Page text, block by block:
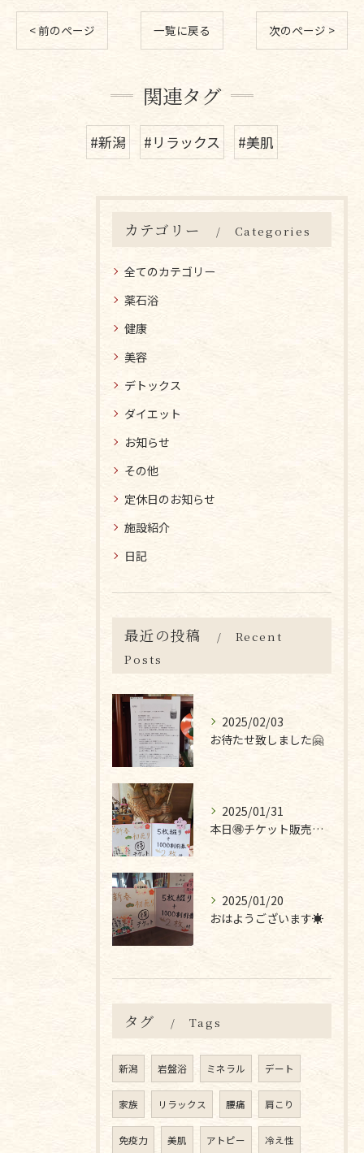
< 前のページ 一覧に戻る 次のページ >
関連タグ
#新潟 #リラックス #美肌
カテゴリー Categories
全てのカテゴリー
薬石浴
健康
美容
デトックス
ダイエット
お知らせ
その他
定休日のお知らせ
施設紹介
日記
最近の投稿
Recent
Posts
2025/02/03
お待たせ致しました🤗
2025/01/31
本日🉐チケット販売最終日です❣
2025/01/20
おはようございます☀
タグ Tags
新潟 岩盤浴 ミネラル デート
家族 リラックス 腰痛 肩こり
免疫力 美肌 アトピー 冷え性